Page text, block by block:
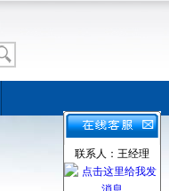
联系人：王经理